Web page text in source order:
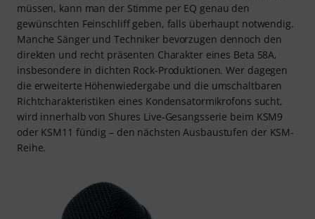
müssen, kann man der Stimme per EQ genau den
gewünschten Feinschliff geben, falls überhaupt notwendig.
Manche Sänger und Techniker bevorzugen dennoch den
direkten und recht präsenten Charakter eines Beta 58A,
insbesondere in dichten Rock-Produktionen. Wer dagegen
die erweiterte Höhenwiedergabe und die umschaltbaren
Richtcharakteristiken eines Kondensatormikrofons sucht,
wird innerhalb von Shures Live-Gesangsserie beim KSM9
oder KSM11 fündig – den nächsten Ausbaustufen der KSM-
Reihe.